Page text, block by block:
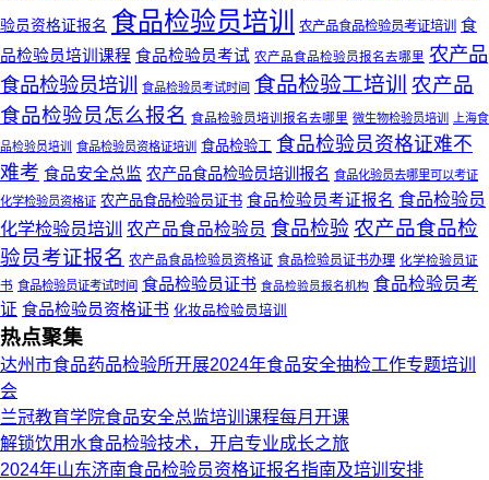
验员资格证报名 食品检验员培训 农产品食品检验员考证培训 食
品检验员培训课程 食品检验员考试 农产品食品检验员报名去哪里 农产品
食品检验员培训
食品检验员考试时间 食品检验工培训
农产品
食品检验员怎么报名 食品检验员培训报名去哪里 微生物检验员培训 上海食
品检验员培训 食品检验员资格证培训 食品检验工 食品检验员资格证难不
难考 食品安全总监 农产品食品检验员培训报名 食品化验员去哪里可以考证
化学检验员资格证 农产品食品检验员证书 食品检验员考证报名 食品检验员
化学检验员培训 农产品食品检验员 食品检验 农产品食品检
验员考证报名 农产品食品检验员资格证 食品检验员证书办理 化学检验员证
书 食品检验员证考试时间 食品检验员证书 食品检验员报名机构 食品检验员考
证 食品检验员资格证书 化妆品检验员培训
热点聚集
达州市食品药品检验所开展2024年食品安全抽检工作专题培训
会
兰冠教育学院食品安全总监培训课程每月开课
解锁饮用水食品检验技术，开启专业成长之旅
2024年山东济南食品检验员资格证报名指南及培训安排